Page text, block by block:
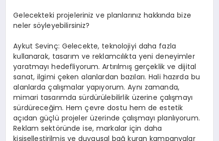
Gelecekteki projeleriniz ve planlarınız hakkında bize
neler söyleyebilirsiniz?
Aykut Sevinç: Gelecekte, teknolojiyi daha fazla
kullanarak, tasarım ve reklamcılıkta yeni deneyimler
yaratmayı hedefliyorum. Artırılmış gerçeklik ve dijital
sanat, ilgimi çeken alanlardan bazıları. Hali hazırda bu
alanlarda çalışmalar yapıyorum. Aynı zamanda,
mimari tasarımda sürdürülebilirlik üzerine çalışmayı
sürdüreceğim. Hem çevre dostu hem de estetik
açıdan güçlü projeler üzerinde çalışmayı planlıyorum.
Reklam sektöründe ise, markalar için daha
kişiselleştirilmiş ve duygusal bağ kuran kampanyalar